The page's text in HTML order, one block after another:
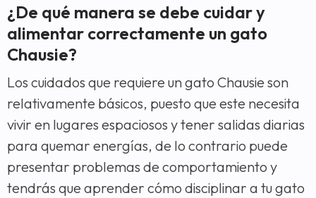
¿De qué manera se debe cuidar y
alimentar correctamente un gato
Chausie?
Los cuidados que requiere un gato Chausie son
relativamente básicos, puesto que este necesita
vivir en lugares espaciosos y tener salidas diarias
para quemar energías, de lo contrario puede
presentar problemas de comportamiento y
tendrás que aprender cómo disciplinar a tu gato